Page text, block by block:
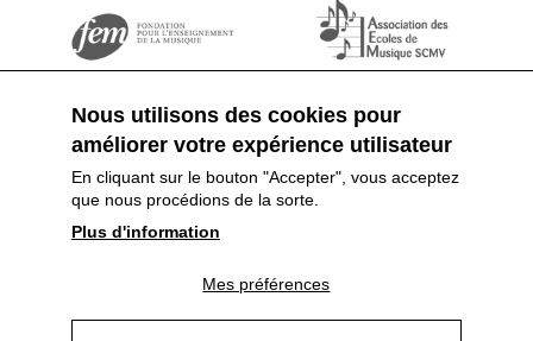
Nous utilisons des cookies pour
améliorer votre expérience utilisateur
En cliquant sur le bouton "Accepter", vous acceptez
que nous procédions de la sorte.
Plus d'information
Mes préférences